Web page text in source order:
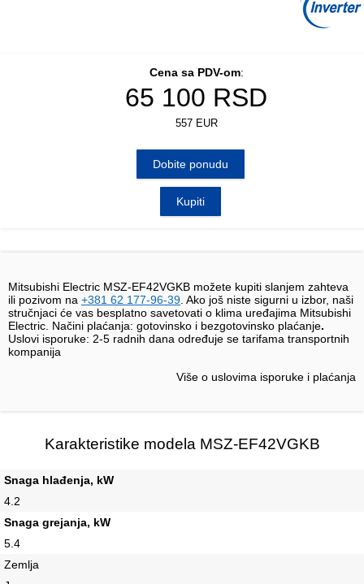
Cena sa PDV-om:
65 100 RSD
557 EUR
Dobite ponudu
Kupiti
Mitsubishi Electric MSZ-EF42VGKB možete kupiti slanjem zahteva
ili pozivom na +381 62 177-96-39. Ako još niste sigurni u izbor, naši
stručnjaci će vas besplatno savetovati o klima uređajima Mitsubishi
Electric. Načini plaćanja: gotovinsko i bezgotovinsko plaćanje.
Uslovi isporuke: 2-5 radnih dana određuje se tarifama transportnih
kompanija
Više o uslovima isporuke i plaćanja
Karakteristike modela MSZ-EF42VGKB
Snaga hlađenja, kW
4.2
Snaga grejanja, kW
5.4
Zemlja